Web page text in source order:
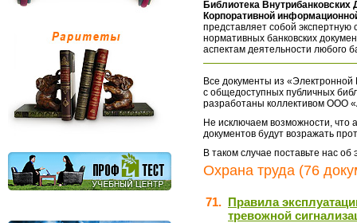
Библиотека
Корпоративной
представляет собой экспертную
нормативных банковских
аспектам деятельности любого
Все документы из «Электронной
с общедоступных публичных
разработаны коллективом ООО
Не исключаем возможности, что
документов будут возражать
В таком случае поставьте нас
Охрана труда (76
71. Правила
тревожной